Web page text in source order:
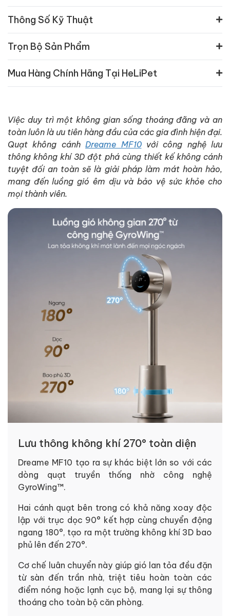
Thông Số Kỹ Thuật
Trọn Bộ Sản Phẩm
Mua Hàng Chính Hãng Tại HeLiPet
Việc duy trì một không gian sống thoáng đãng và an
toàn luôn là ưu tiên hàng đầu của các gia đình hiện đại.
Quạt không cánhDreame MF10với công nghệ lưu
thông không khí 3D đột phá cùng thiết kế không cánh
tuyệt đối an toàn sẽ là giải pháp làm mát hoàn hảo,
mang đến luồng gió êm dịu và bảo vệ sức khỏe cho
mọi thành viên.
Lưu thông không khí 270° toàn diện
Dreame MF10 tạo ra sự khác biệt lớn so với các
dòng quạt truyền thống nhờ công nghệ
GyroWing™.
Hai cánh quạt bên trong có khả năng xoay độc
lập với trục dọc 90° kết hợp cùng chuyển động
ngang 180°, tạo ra một trường không khí 3D bao
phủ lên đến 270°.
Cơ chế luân chuyển này giúp gió lan tỏa đều đặn
từ sàn đến trần nhà, triệt tiêu hoàn toàn các
điểm nóng hoặc lạnh cục bộ, mang lại sự thông
thoáng cho toàn bộ căn phòng.